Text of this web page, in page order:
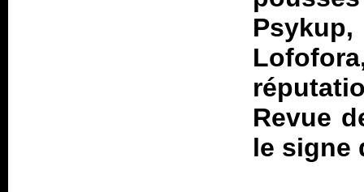
Revue
le signe